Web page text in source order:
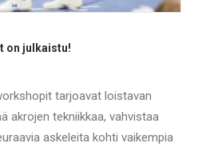
on julkaistu!
tarjoavat loistavan
akrojen tekniikkaa, vahvistaa
askeleita kohti vaikempia